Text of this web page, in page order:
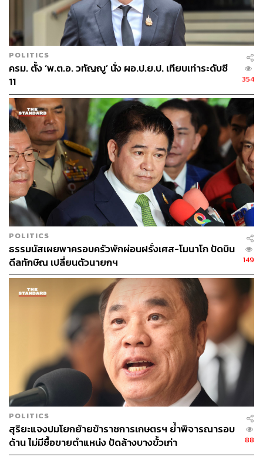
POLITICS
ครม. ตั้ง ‘พ.ต.อ. วทัญญู’ นั่ง ผอ.ป.ย.ป. เทียบเท่าระดับซี
11
354
POLITICS
ธรรมนัสเผยพาครอบครัวพักผ่อนฝรั่งเศส-โมนาโก ปัดบิน
ดีลทักษิณ เปลี่ยนตัวนายกฯ
149
POLITICS
สุริยะแจงปมโยกย้ายข้าราชการเกษตรฯ ย้ำพิจารณารอบ
ด้าน ไม่มีซื้อขายตำแหน่ง ปัดล้างบางขั้วเก่า
88